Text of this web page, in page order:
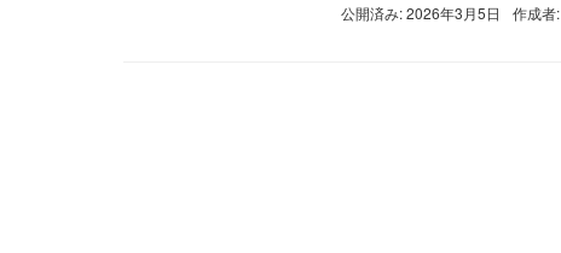
公開済み: 2026年3月5日 作成者: